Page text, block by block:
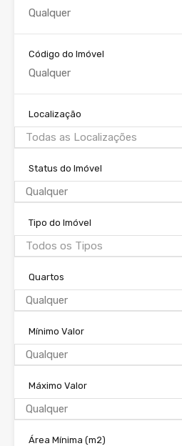
Código do Imóvel
Localização
Todas as Localizações
Status do Imóvel
Qualquer
Tipo do Imóvel
Todos os Tipos
Quartos
Qualquer
Mínimo Valor
Qualquer
Máximo Valor
Qualquer
Área Mínima (m2)